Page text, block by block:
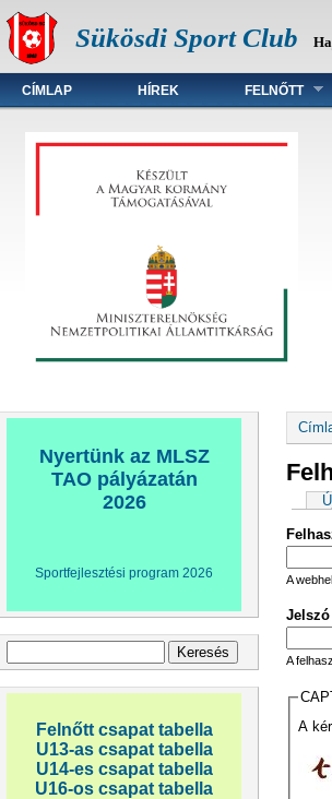
Sükösdi Sport Club
Főmenü
CÍMLAP HÍREK FELNŐTT
Nyertünk az MLSZ
TAO pályázatán
2026
Sportfejlesztési program 2026
Felnőtt csapat tabella
U13-as csapat tabella
U14-es csapat tabella
U16-os csapat tabella
A
Jelszó
A
A